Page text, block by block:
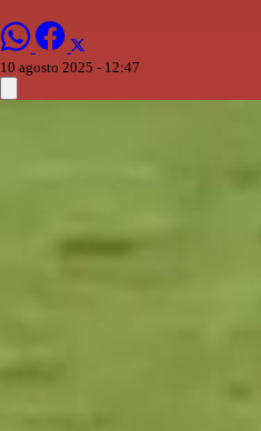
10 agosto 2025 - 12:47